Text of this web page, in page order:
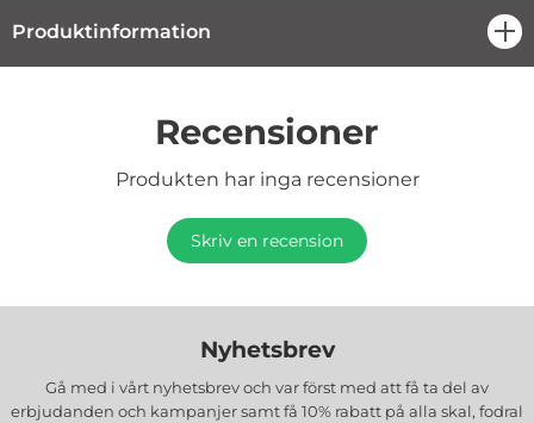
Produktinformation
Recensioner
Produkten har inga recensioner
Skriv en recension
Nyhetsbrev
Gå med i vårt nyhetsbrev och var först med att få ta del av
erbjudanden och kampanjer samt få 10% rabatt på alla skal, fodral